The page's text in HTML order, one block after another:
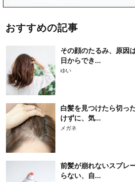
おすすめの記事
その顔のたるみ、原因
日からでき...
ゆい
白髪を見つけたら切っ
けずに、気...
メガネ
前髪が崩れないスプレ
らない、自...